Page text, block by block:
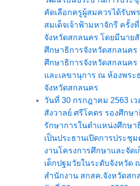
คัดเลือกครูผู้สมควรได้รับพ
สมเด็จเจ้าฟ้ามหาจักรี ครั้ง
จังหวัดสกลนคร โดยมีนาย
ศึกษาธิการจังหวัดสกลนคร
ศึกษาธิการจังหวัดสกลนค
และเลขานุการ ณ ห้องพระ
จังหวัดสกลนคร
วันที่ 30 กรกฎาคม 2563 เว
สังวาลย์ ศรีโคตร รองศึกษ
รักษาการในตำแหน่งศึกษา
เป็นประธานเปิดการประชุ
งานโครงการศึกษาและจัด
เด็กปฐมวัยในระดับจังหวัด
สำนักงาน สกสค.จังหวัดสก